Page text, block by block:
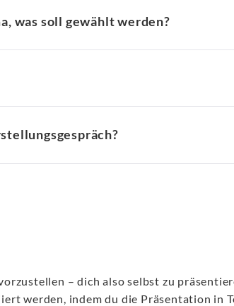
was soll gewählt werden?
– dich also selbst zu
werden, indem du die Präsentation in